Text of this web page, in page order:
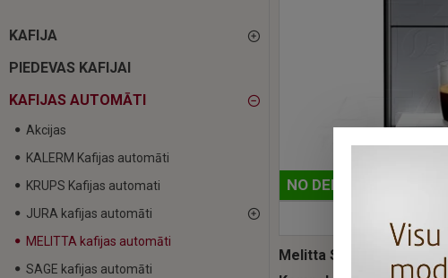
KAFIJA
PIEDEVAS KAFIJAI
KAFIJAS AUTOMĀTI
Akcijas
KALERM Kafijas automāti
KRUPS Kafijas automati
JURA kafijas automāti
MELITTA kafijas automāti
SAGE kafijas automāti
NO DEMONSTRĀCIJAS
Melitta Solo E950-203